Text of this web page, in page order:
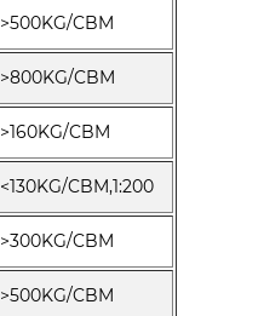
>500KG/CBM
>800KG/CBM
>160KG/CBM
<130KG/CBM,1:200
>300KG/CBM
>500KG/CBM